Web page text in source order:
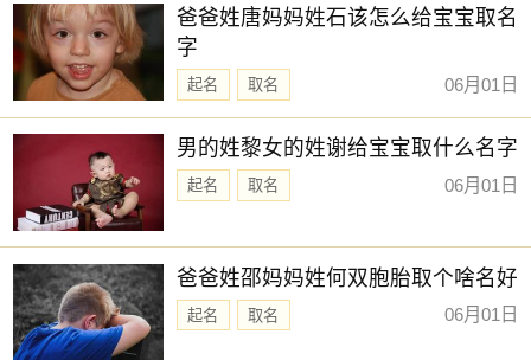
爸爸姓唐妈妈姓石该怎么给宝宝取名
字
起名 取名 06月01日
男的姓黎女的姓谢给宝宝取什么名字
起名 取名 06月01日
爸爸姓邵妈妈姓何双胞胎取个啥名好
起名 取名 06月01日